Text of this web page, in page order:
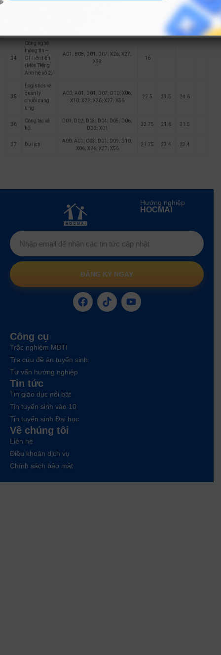
34
Công nghệ
thông tin –
CT Tiên tiến
(Môn Tiếng
Anh hệ số 2)
A01; B08; D01; D07; X26; X27;
X28
16
35
Logistics và
quản lý
chuỗi cung
ứng
A00; A01; D01; D07; D10; X06;
X10; X22; X26; X27; X56
22.5 23.5 24.6
36
Công tác xã
hội
D01; D02; D03; D04; D05; D06;
DD2; X01
22.75 21.6 21.5
37 Du lịch
A00; A01; C03; D01; D09; D10;
X06; X26; X27; X56
21.75 23.4 23.4
Hướng nghiệp
HOCMAI
ĐĂNG KÝ NGAY
Công cụ
Trắc nghiệm MBTI
Tra cứu đề án tuyển sinh
Tư vấn hướng nghiệp
Tin tức
Tin giáo dục nổi bật
Tin tuyển sinh vào 10
Tin tuyển sinh Đại học
Về chúng tôi
Liên hệ
Điều khoản dịch vụ
Chính sách bảo mật